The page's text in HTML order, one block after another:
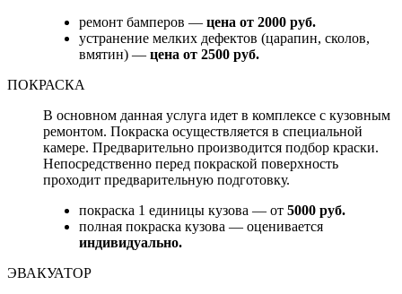
ремонт бамперов — цена от 2000 руб.
устранение мелких дефектов (царапин, сколов,
вмятин) — цена от 2500 руб.
ПОКРАСКА
В основном данная услуга идет в комплексе с кузовным
ремонтом. Покраска осуществляется в специальной
камере. Предварительно производится подбор краски.
Непосредственно перед покраской поверхность
проходит предварительную подготовку.
покраска 1 единицы кузова — от 5000 руб.
полная покраска кузова — оценивается
индивидуально.
ЭВАКУАТОР